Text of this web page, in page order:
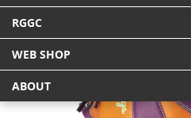
RGGC
WEB SHOP
ABOUT